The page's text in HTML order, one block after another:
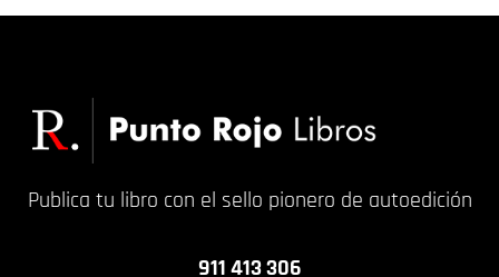
Publica tu libro con el sello pionero de autoedición
911 413 306